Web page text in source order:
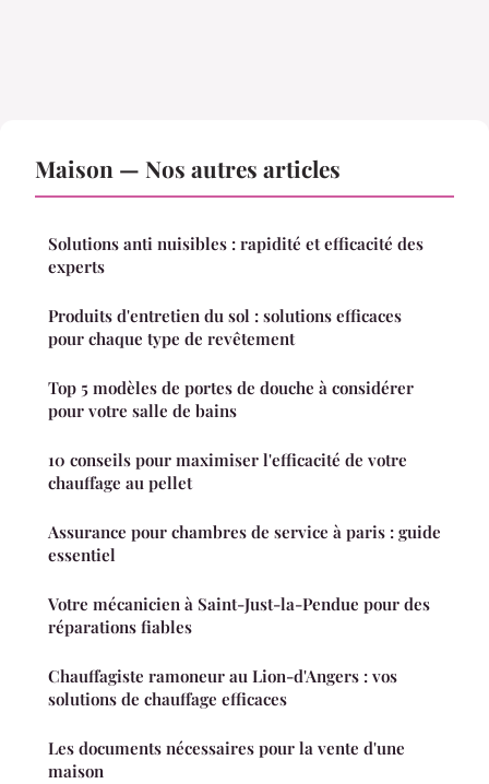
Maison — Nos autres articles
Solutions anti nuisibles : rapidité et efficacité des
experts
Produits d'entretien du sol : solutions efficaces
pour chaque type de revêtement
Top 5 modèles de portes de douche à considérer
pour votre salle de bains
10 conseils pour maximiser l'efficacité de votre
chauffage au pellet
Assurance pour chambres de service à paris : guide
essentiel
Votre mécanicien à Saint-Just-la-Pendue pour des
réparations fiables
Chauffagiste ramoneur au Lion-d'Angers : vos
solutions de chauffage efficaces
Les documents nécessaires pour la vente d'une
maison